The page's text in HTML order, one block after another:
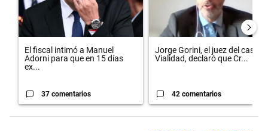
El fiscal intimó a Manuel
Adorni para que en 15 días
ex...
37 comentarios
Jorge Gorini, el juez del caso
Vialidad, declaró que Cr...
42 comentarios